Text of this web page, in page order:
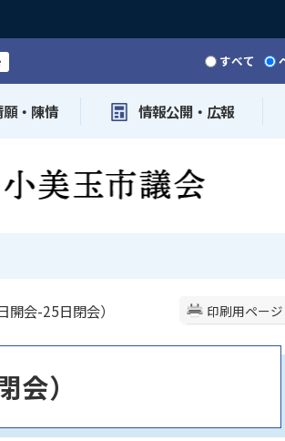
すべて
・陳情 情報公開・広報
印刷用ページ
開会-25日閉会）
）